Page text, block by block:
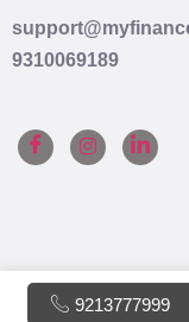
9213777999
9310069189